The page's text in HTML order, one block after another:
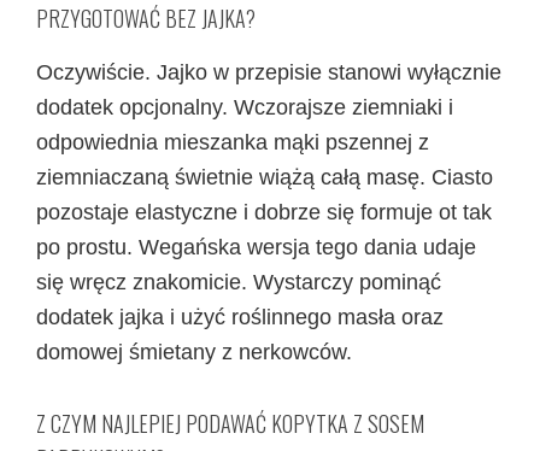
PRZYGOTOWAĆ BEZ JAJKA?
Oczywiście. Jajko w przepisie stanowi wyłącznie
dodatek opcjonalny. Wczorajsze ziemniaki i
odpowiednia mieszanka mąki pszennej z
ziemniaczaną świetnie wiążą całą masę. Ciasto
pozostaje elastyczne i dobrze się formuje ot tak
po prostu. Wegańska wersja tego dania udaje
się wręcz znakomicie. Wystarczy pominąć
dodatek jajka i użyć roślinnego masła oraz
domowej śmietany z nerkowców.
Z CZYM NAJLEPIEJ PODAWAĆ KOPYTKA Z SOSEM